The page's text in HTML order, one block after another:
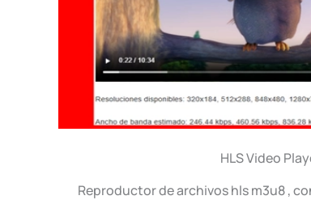
HLS Video
Reproductor de archivos hls m3u8 ,